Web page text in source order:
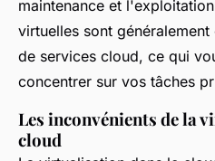
maintenance et
virtuelles sont
de services cloud, ce qui
concentrer sur vos tâches
Les inconvénients de la
cloud